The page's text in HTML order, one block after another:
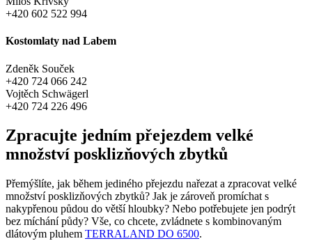
+420 602 522 994
Kostomlaty nad Labem
Zdeněk Souček
+420 724 066 242
Vojtěch Schwägerl
+420 724 226 496
Zpracujte jedním přejezdem velké
množství posklizňových zbytků
Přemýšlíte, jak během jediného přejezdu nařezat a zpracovat velké
množství posklizňových zbytků? Jak je zároveň promíchat s
nakypřenou půdou do větší hloubky? Nebo potřebujete jen podrýt
bez míchání půdy? Vše, co chcete, zvládnete s kombinovaným
dlátovým pluhem TERRALAND DO 6500.